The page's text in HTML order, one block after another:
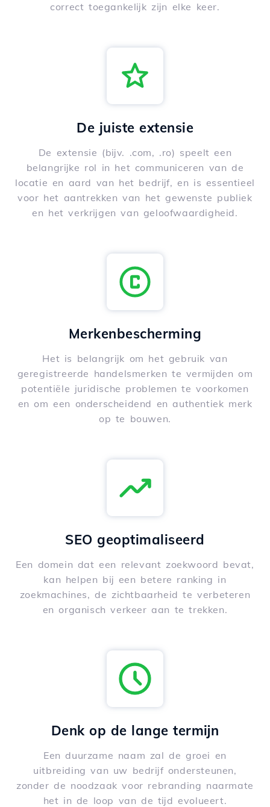
correct toegankelijk zijn elke keer.
De juiste extensie
De extensie (bijv. .com, .ro) speelt een
belangrijke rol in het communiceren van de
locatie en aard van het bedrijf, en is essentieel
voor het aantrekken van het gewenste publiek
en het verkrijgen van geloofwaardigheid.
Merkenbescherming
Het is belangrijk om het gebruik van
geregistreerde handelsmerken te vermijden om
potentiële juridische problemen te voorkomen
en om een onderscheidend en authentiek merk
op te bouwen.
SEO geoptimaliseerd
Een domein dat een relevant zoekwoord bevat,
kan helpen bij een betere ranking in
zoekmachines, de zichtbaarheid te verbeteren
en organisch verkeer aan te trekken.
Denk op de lange termijn
Een duurzame naam zal de groei en
uitbreiding van uw bedrijf ondersteunen,
zonder de noodzaak voor rebranding naarmate
het in de loop van de tijd evolueert.